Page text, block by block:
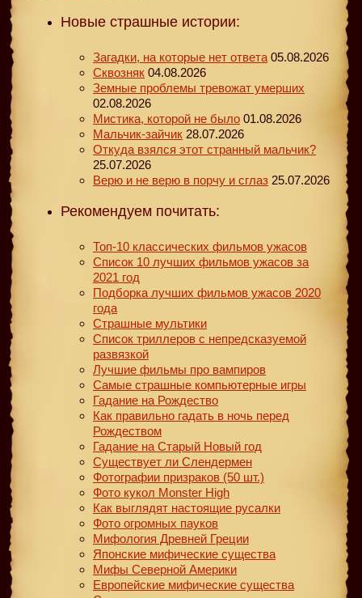
Новые страшные истории:
Загадки, на которые нет ответа 05.08.2026
Сквозняк 04.08.2026
Земные проблемы тревожат умерших
02.08.2026
Мистика, которой не было 01.08.2026
Мальчик-зайчик 28.07.2026
Откуда взялся этот странный мальчик?
25.07.2026
Верю и не верю в порчу и сглаз 25.07.2026
Рекомендуем почитать:
Топ-10 классических фильмов ужасов
Список 10 лучших фильмов ужасов за
2021 год
Подборка лучших фильмов ужасов 2020
года
Страшные мультики
Список триллеров с непредсказуемой
развязкой
Лучшие фильмы про вампиров
Самые страшные компьютерные игры
Гадание на Рождество
Как правильно гадать в ночь перед
Рождеством
Гадание на Старый Новый год
Существует ли Слендермен
Фотографии призраков (50 шт.)
Фото кукол Monster High
Как выглядят настоящие русалки
Фото огромных пауков
Мифология Древней Греции
Японские мифические существа
Мифы Северной Америки
Европейские мифические существа